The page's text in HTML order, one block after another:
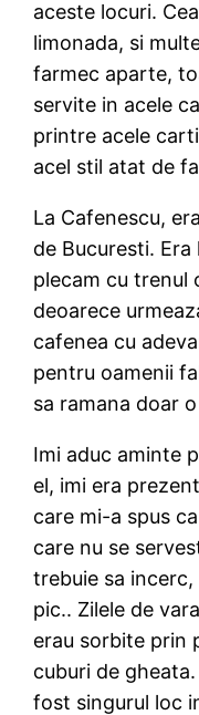
aceste locuri.
limonada, si
farmec aparte,
servite in acele
printre acele
acel stil atat de
La Cafenescu,
de Bucuresti.
plecam cu trenul
deoarece
cafenea cu
pentru oamenii
sa ramana doar
Imi aduc aminte
el, imi era
care mi-a spus
care nu se
trebuie sa
pic.. Zilele de
erau sorbite prin
cuburi de
fost singurul loc